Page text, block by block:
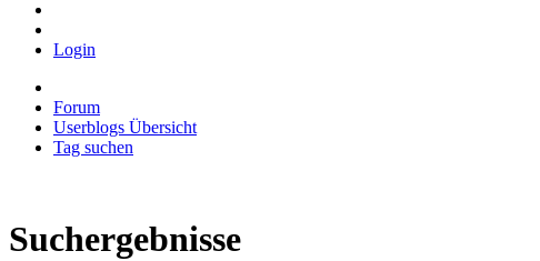
Login
Forum
Userblogs Übersicht
Tag suchen
Suchergebnisse